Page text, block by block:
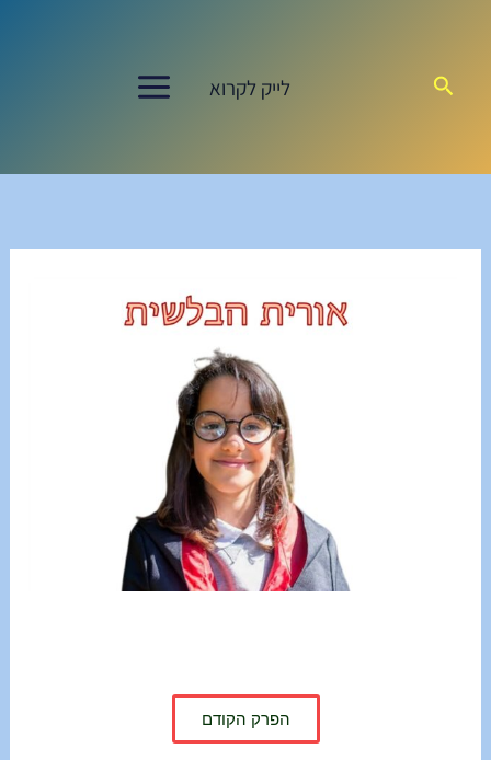
חיפוש לייק לקרוא
הפרק הקודם